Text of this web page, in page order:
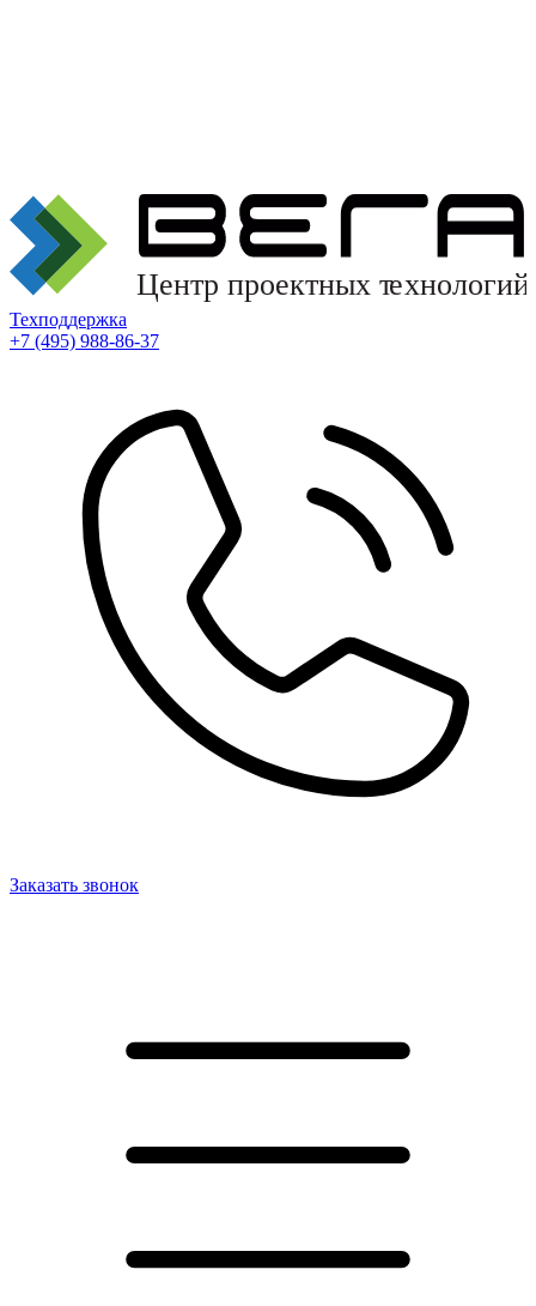
Техподдержка
+7 (495) 988-86-37
Заказать звонок